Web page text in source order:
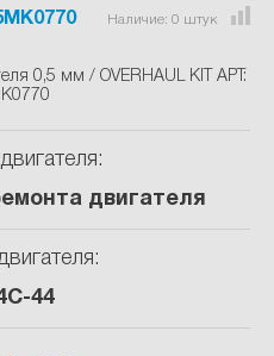
Наличие: 0 штук
0,5 мм / OVERHAUL KIT АРТ:
двигателя
44